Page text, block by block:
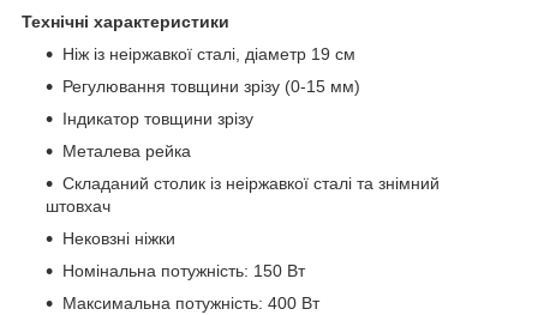
Технічні характеристики
Ніж із неіржавкої сталі, діаметр 19 см
Регулювання товщини зрізу (0-15 мм)
Індикатор товщини зрізу
Металева рейка
Складаний столик із неіржавкої сталі та знімний
штовхач
Нековзні ніжки
Номінальна потужність: 150 Вт
Максимальна потужність: 400 Вт